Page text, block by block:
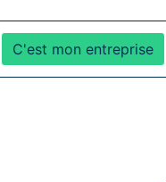
C'est mon entreprise